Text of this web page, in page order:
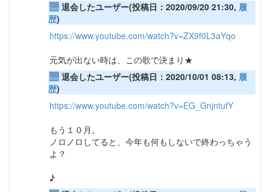
退会したユーザー(投稿日：2020/09/20 21:30, 履
歴)
https://www.youtube.com/watch?v=ZX9f0L3aYqo
元気が出ない時は、この歌で決まり★
退会したユーザー(投稿日：2020/10/01 08:13, 履
歴)
https://www.youtube.com/watch?v=EG_GnjntufY
もう１０月。
ノロノロしてると、今年も何もしないで終わっちゃう
よ？
♪